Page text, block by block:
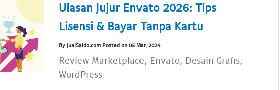
Ulasan Jujur Envato 2026: Tips
Lisensi & Bayar Tanpa Kartu
By JualSaldo.com Posted on 05 Mar, 2024
Review Marketplace, Envato, Desain Grafis,
WordPress